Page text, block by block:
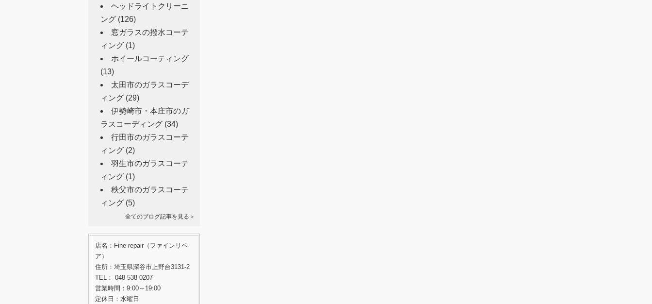
ヘッドライトクリーニ
ング (126)
窓ガラスの撥水コーテ
ィング (1)
ホイールコーティング
(13)
太田市のガラスコーデ
ィング (29)
伊勢崎市・本庄市のガ
ラスコーディング (34)
行田市のガラスコーテ
ィング (2)
羽生市のガラスコーテ
ィング (1)
秩父市のガラスコーテ
ィング (5)
全てのブログ記事を見る＞
店名：Fine repair（ファインリペ
ア）
住所：埼玉県深谷市上野台3131-2
TEL： 048-538-0207
営業時間：9:00～19:00
定休日：水曜日